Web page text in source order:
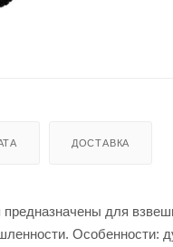
ДОСТАВКА
для
Особенности: